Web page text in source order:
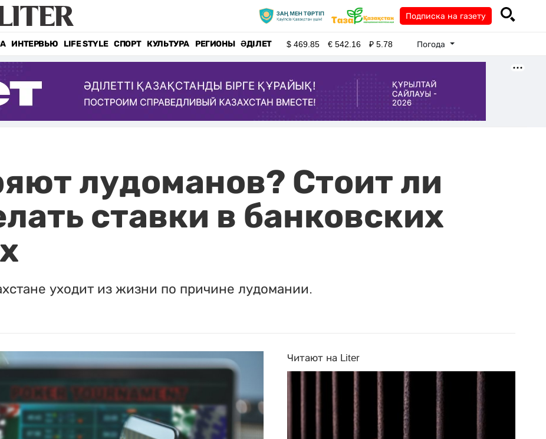
Подписка на газету
ИНТЕРВЬЮ LIFE STYLE СПОРТ КУЛЬТУРА РЕГИОНЫ ӘДІЛЕТ $469.85 €542.16 ₽5.78 Погода
лудоманов? Стоит ли
ставки в банковских
уходит из жизни по причине лудомании.
Читают на Liter